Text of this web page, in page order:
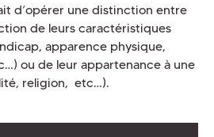
d’opérer une distinction entre
de leurs caractéristiques
apparence physique,
ou de leur appartenance à une
religion, etc…).